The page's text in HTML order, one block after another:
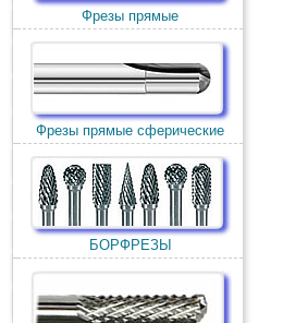
Фрезы прямые
Фрезы прямые сферические
БОРФРЕЗЫ